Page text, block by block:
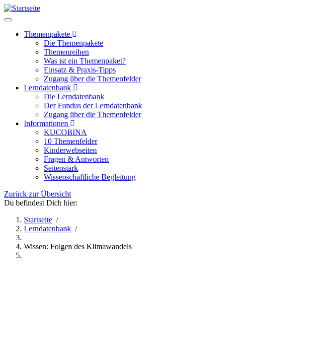
Direkt
zum
Hauptnavigation
Themenpakete
Die Themenpakete
Themenreihen
Was ist ein Themenpaket?
Einsatz & Praxis-Tipps
Zugang über die Themenfelder
Lerndatenbank
Die Lerndatenbank
Der Fundus der Lerndatenbank
Zugang über die Themenfelder
Informationen
KUCOBINA
10 Themenfelder
Kinderwebseiten
Fragen & Antworten
Seitenstark
Wissenschaftliche Begleitung
Zurück zur Übersicht
Du befindest Dich hier:
Startseite /
Lerndatenbank /
Wissen: Folgen des Klimawandels